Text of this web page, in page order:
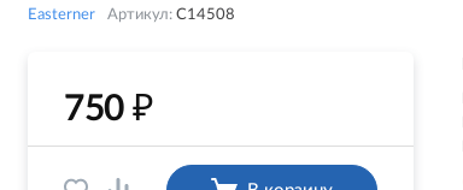
Easterner Артикул: C14508
750 ₽